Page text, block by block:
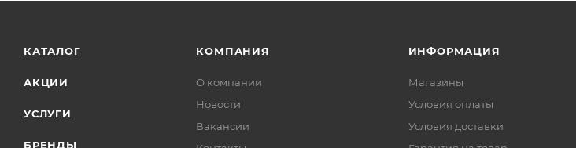
КАТАЛОГ
АКЦИИ
УСЛУГИ
БРЕНДЫ
КОМПАНИЯ
О компании
Новости
Вакансии
ИНФОРМАЦИЯ
Магазины
Условия оплаты
Условия доставки